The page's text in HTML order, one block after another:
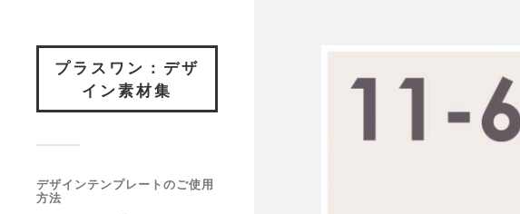
プラスワン：デザ
イン素材集
デザインテンプレートのご使用
方法